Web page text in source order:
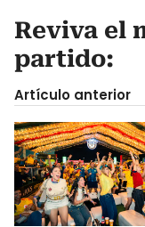
Reviva el
partido:
Artículo anterior